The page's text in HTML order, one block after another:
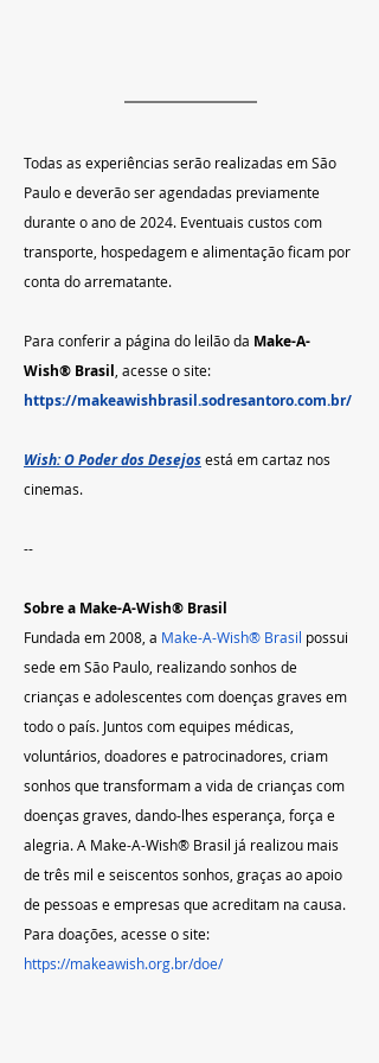
Todas as experiências serão realizadas em São
Paulo e deverão ser agendadas previamente
durante o ano de 2024. Eventuais custos com
transporte, hospedagem e alimentação ficam por
conta do arrematante.
Para conferir a página do leilão da Make-A-
Wish® Brasil , acesse o site:
https://makeawishbrasil.sodresantoro.com.br/
Wish: O Poder dos Desejosestá em cartaz nos
cinemas.
--
Sobre a Make-A-Wish® Brasil
Fundada em 2008, a Make-A-Wish® Brasil possui
sede em São Paulo, realizando sonhos de
crianças e adolescentes com doenças graves em
todo o país. Juntos com equipes médicas,
voluntários, doadores e patrocinadores, criam
sonhos que transformam a vida de crianças com
doenças graves, dando-lhes esperança, força e
alegria. A Make-A-Wish® Brasil já realizou mais
de três mil e seiscentos sonhos, graças ao apoio
de pessoas e empresas que acreditam na causa.
Para doações, acesse o site:
https://makeawish.org.br/doe/